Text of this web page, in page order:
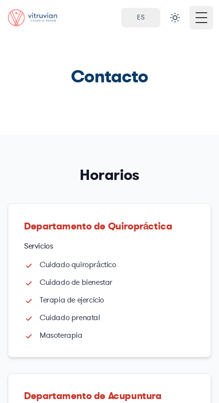
ES
Contacto
Horarios
Departamento de Quiropráctica
Servicios
Cuidado quiropráctico
Cuidado de bienestar
Terapia de ejercicio
Cuidado prenatal
Masoterapia
Departamento de Acupuntura